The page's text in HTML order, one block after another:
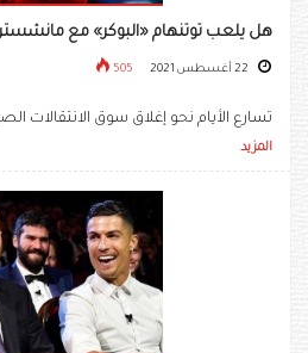
هل يلعب توتنهام «البوكر» مع
505
تسارع الأيام نحو إغلاق سوق الانتقالات
المزيد